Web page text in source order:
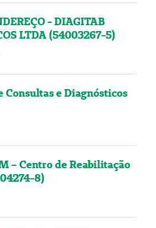
- DIAGITAB
LTDA (54003267-5)
e Diagnósticos
– Centro de Reabilitação
8)